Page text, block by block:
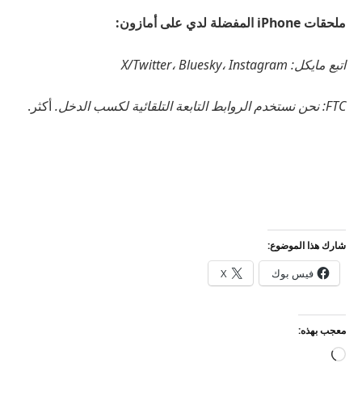
ملحقات iPhone المفضلة لدي على أمازون:
اتبع مايكل: X/Twitter، Bluesky، Instagram
FTC: نحن نستخدم الروابط التابعة التلقائية لكسب الدخل. أكثر.
شارك هذا الموضوع:
فيس بوك X
معجب بهذه:
جاري